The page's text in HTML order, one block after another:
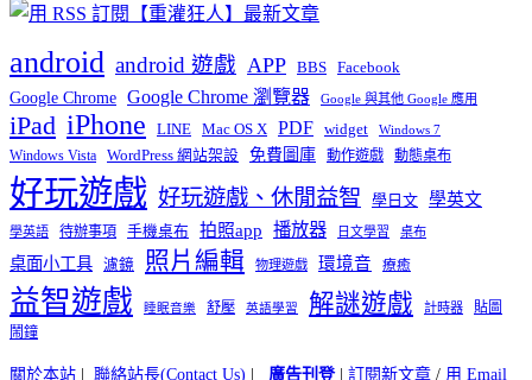
android android 遊戲 APP BBS Facebook
Google Chrome Google Chrome 瀏覽器 Google 與其他 Google 應用
iPad iPhone LINE Mac OS X PDF widget Windows 7
Windows Vista WordPress 網站架設 免費圖庫 動作遊戲 動態桌布
好玩遊戲 好玩遊戲、休閒益智 學日文 學英文
學英語 待辦事項 手機桌布 拍照app 播放器 日文學習 桌布
桌面小工具 濾鏡 照片編輯 物理遊戲 環境音 療癒
益智遊戲 睡眠音樂 舒壓 英語學習 解謎遊戲 計時器
貼圖
鬧鐘
關於本站 | 聯絡站長(Contact Us) | 廣告刊登| 訂閱新文章 / 用 Email